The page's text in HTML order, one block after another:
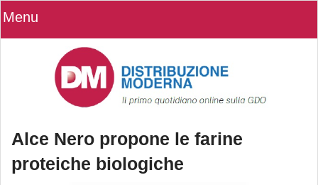
Menu
Alce Nero propone le farine
proteiche biologiche